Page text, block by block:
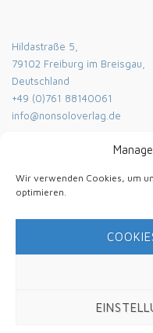
Wir verwenden Cookies, um
optimieren.
Hildastraße 5,
79102 Freiburg im Breisgau,
Deutschland
+49 (0)761 88140061
info@nonsoloverlag.de
Privacy e cookie: questo
utilizzare questo sito Web,
Per saperne di più, incluso